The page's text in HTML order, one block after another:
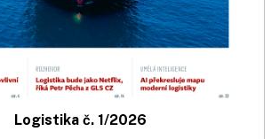
Logistika č. 1/2026